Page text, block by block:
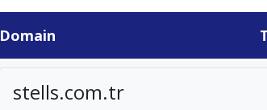
Domain
stells.com.tr